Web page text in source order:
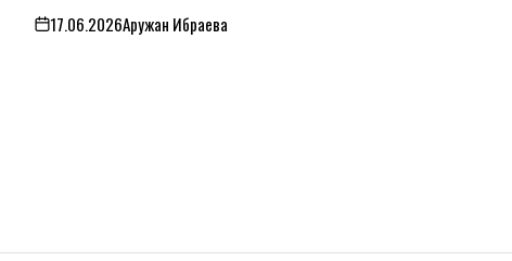
on17.06.2026Аружан Ибраева